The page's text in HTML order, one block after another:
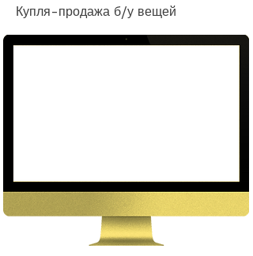
Купля-продажа б/у вещей